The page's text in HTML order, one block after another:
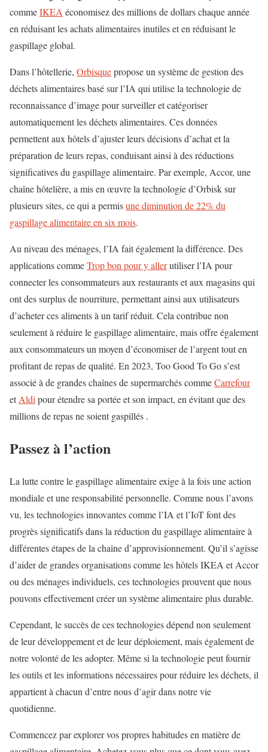
commeIKEA économisez des millions de dollars chaque année
en réduisant les achats alimentaires inutiles et en réduisant le
gaspillage global.
Dans l’hôtellerie, Orbisquepropose un système de gestion des
déchets alimentaires basé sur l’IA qui utilise la technologie de
reconnaissance d’image pour surveiller et catégoriser
automatiquement les déchets alimentaires. Ces données
permettent aux hôtels d’ajuster leurs décisions d’achat et la
préparation de leurs repas, conduisant ainsi à des réductions
significatives du gaspillage alimentaire. Par exemple, Accor, une
chaîne hôtelière, a mis en œuvre la technologie d’Orbisk sur
plusieurs sites, ce qui a permisune diminution de 22% du
gaspillage alimentaire en six mois.
Au niveau des ménages, l’IA fait également la différence. Des
applications commeTrop bon pour y allerutiliser l’IA pour
connecter les consommateurs aux restaurants et aux magasins qui
ont des surplus de nourriture, permettant ainsi aux utilisateurs
d’acheter ces aliments à un tarif réduit. Cela contribue non
seulement à réduire le gaspillage alimentaire, mais offre également
aux consommateurs un moyen d’économiser de l’argent tout en
profitant de repas de qualité. En 2023, Too Good To Go s’est
associé à de grandes chaînes de supermarchés commeCarrefour
etAldi pour étendre sa portée et son impact, en évitant que des
millions de repas ne soient gaspillés .
Passez à l’action
La lutte contre le gaspillage alimentaire exige à la fois une action
mondiale et une responsabilité personnelle. Comme nous l’avons
vu, les technologies innovantes comme l’IA et l’IoT font des
progrès significatifs dans la réduction du gaspillage alimentaire à
différentes étapes de la chaîne d’approvisionnement. Qu’il s’agisse
d’aider de grandes organisations comme les hôtels IKEA et Accor
ou des ménages individuels, ces technologies prouvent que nous
pouvons effectivement créer un système alimentaire plus durable.
Cependant, le succès de ces technologies dépend non seulement
de leur développement et de leur déploiement, mais également de
notre volonté de les adopter. Même si la technologie peut fournir
les outils et les informations nécessaires pour réduire les déchets, il
appartient à chacun d’entre nous d’agir dans notre vie
quotidienne.
Commencez par explorer vos propres habitudes en matière de